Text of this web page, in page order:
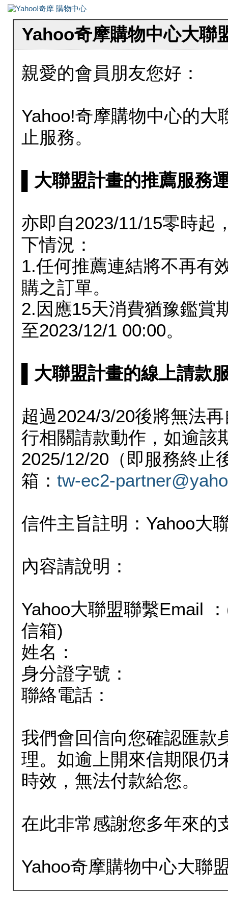
Yahoo奇摩購物中心大聯
親愛的會員朋友您好：
Yahoo!奇摩購物中心的大
止服務。
▌大聯盟計畫的推薦服務
亦即自2023/11/15零時起
下情況：
1.任何推薦連結將不再有
購之訂單。
2.因應15天消費猶豫鑑賞
至2023/12/1 00:00。
▌大聯盟計畫的線上請款
超過2024/3/20後將無法
行相關請款動作，如逾該
2025/12/20（即服務終止
箱： tw-ec2-
信件主旨註明：Yahoo大
內容請說明：
Yahoo大聯盟聯繫Email
信箱)
姓名：
身分證字號：
聯絡電話：
我們會回信向您確認匯款
理。如逾上開來信期限仍
時效，無法付款給您。
在此非常感謝您多年來的
Yahoo奇摩購物中心大